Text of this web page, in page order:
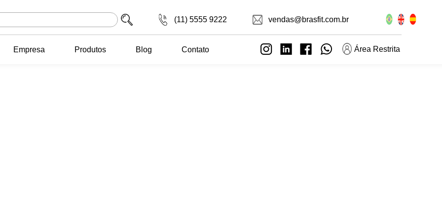
(11) 5555 9222 vendas@brasfit.com.br
Empresa Produtos Blog Contato Área Restrita